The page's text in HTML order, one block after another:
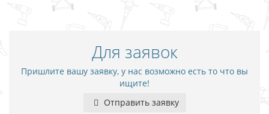
Для заявок
Пришлите вашу заявку, у нас возможно есть то что вы
ищите!
Отправить заявку